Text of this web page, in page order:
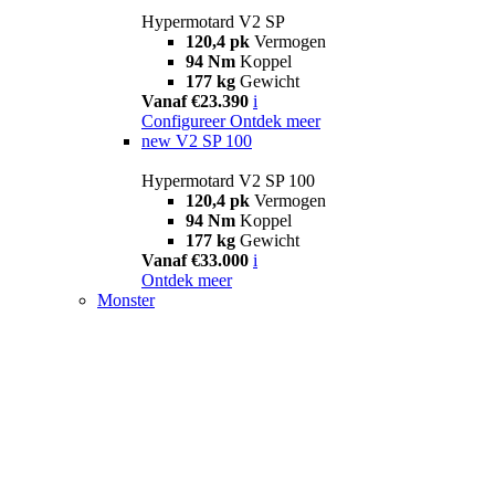
Hypermotard V2 SP
120,4 pk Vermogen
94 Nm Koppel
177 kg Gewicht
Vanaf €23.390 i
Configureer Ontdek meer
new V2 SP 100
Hypermotard V2 SP 100
120,4 pk Vermogen
94 Nm Koppel
177 kg Gewicht
Vanaf €33.000 i
Ontdek meer
Monster